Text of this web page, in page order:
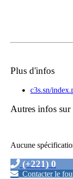
Plus d'infos
c3s.sn/
Autres infos
Aucune
(+221) 0
Contacter le